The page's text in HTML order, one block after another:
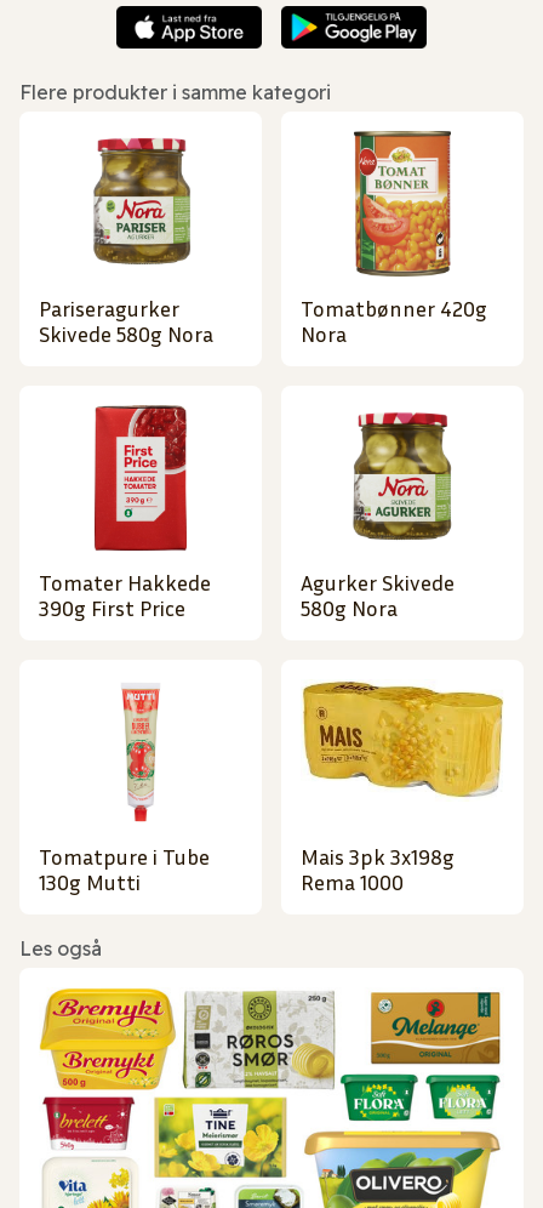
Flere produkter i samme kategori
Pariseragurker
Skivede 580g Nora
Tomatbønner 420g
Nora
Tomater Hakkede
390g First Price
Agurker Skivede
580g Nora
Tomatpure i Tube
130g Mutti
Mais 3pk 3x198g
Rema 1000
Les også